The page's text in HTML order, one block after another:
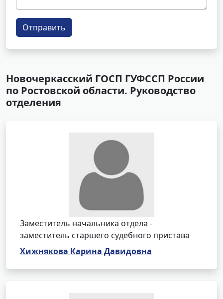
Отправить
Новочеркасский ГОСП ГУФССП России
по Ростовской области. Руководство
отделения
Заместитель начальника отдела -
заместитель старшего судебного пристава
Хижнякова Карина Давидовна